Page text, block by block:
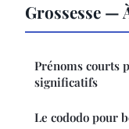
Grossesse —
Prénoms courts
significatifs
Le cododo pour